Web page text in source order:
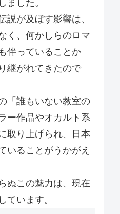
ました。
説が及ぼす影響は、
く、何かしらのロマ
伴っていることか
継がれてきたので
「誰もいない教室の
ー作品やオカルト系
取り上げられ、日本
いることがうかがえ
ぬこの魅力は、現在
ています。